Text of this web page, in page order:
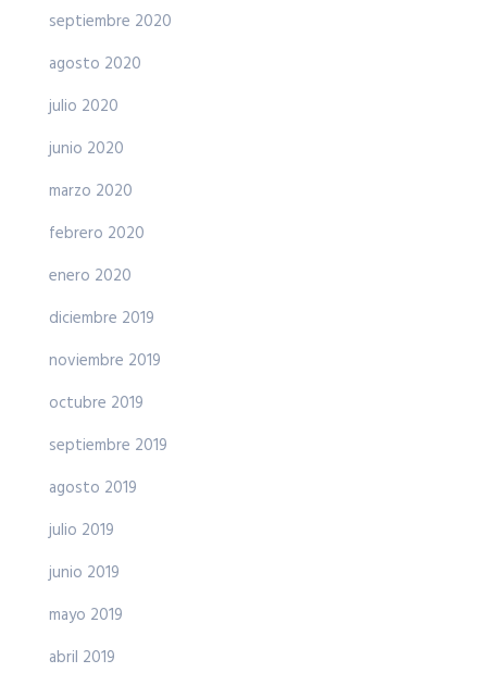
septiembre 2020
agosto 2020
julio 2020
junio 2020
marzo 2020
febrero 2020
enero 2020
diciembre 2019
noviembre 2019
octubre 2019
septiembre 2019
agosto 2019
julio 2019
junio 2019
mayo 2019
abril 2019